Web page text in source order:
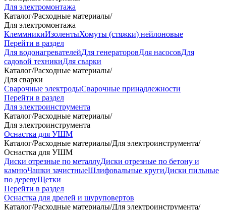
Для электромонтажа
Каталог/Расходные материалы/
Для электромонтажа
КлеммникиИзолентыХомуты (стяжки) нейлоновые
Перейти в раздел
Для водонагревателейДля генераторовДля насосовДля
садовой техникиДля сварки
Каталог/Расходные материалы/
Для сварки
Сварочные электродыСварочные принадлежности
Перейти в раздел
Для электроинструмента
Каталог/Расходные материалы/
Для электроинструмента
Оснастка для УШМ
Каталог/Расходные материалы/Для электроинструмента/
Оснастка для УШМ
Диски отрезные по металлуДиски отрезные по бетону и
камнюЧашки зачистныеШлифовальные кругиДиски пильные
по деревуЩетки
Перейти в раздел
Оснастка для дрелей и шуруповертов
Каталог/Расходные материалы/Для электроинструмента/